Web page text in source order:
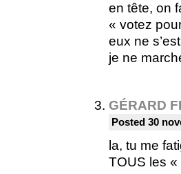
en tête, on
« votez
eux ne
je ne
GÉRARD
Posted 30
la, tu me
TOUS les «